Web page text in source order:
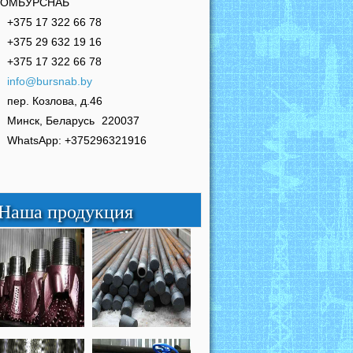
+375 17 322 66 78
+375 29 632 19 16
+375 17 322 66 78
info@bursnab.by
пер. Козлова, д.46
Минск, Беларусь 220037
WhatsApp: +375296321916
продукция